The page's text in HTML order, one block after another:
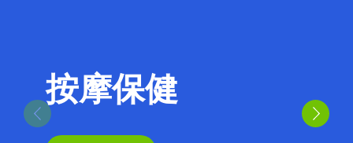
按摩保健